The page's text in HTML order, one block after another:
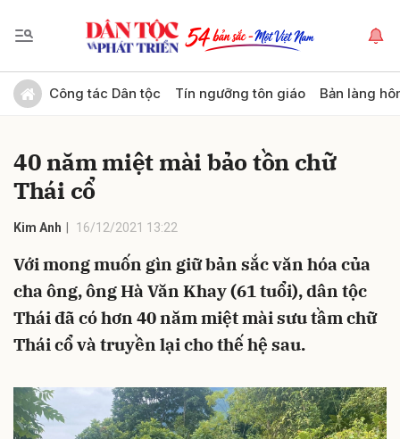
Công tác Dân tộc Tín ngưỡng tôn giáo Bản làng
40 năm miệt mài bảo tồn chữ
Thái cổ
Kim Anh 16/12/2021 13:22
Với mong muốn gìn giữ bản sắc văn hóa của
cha ông, ông Hà Văn Khay (61 tuổi), dân tộc
Thái đã có hơn 40 năm miệt mài sưu tầm chữ
Thái cổ và truyền lại cho thế hệ sau.
Gửi bình luận
Hủy Gửi